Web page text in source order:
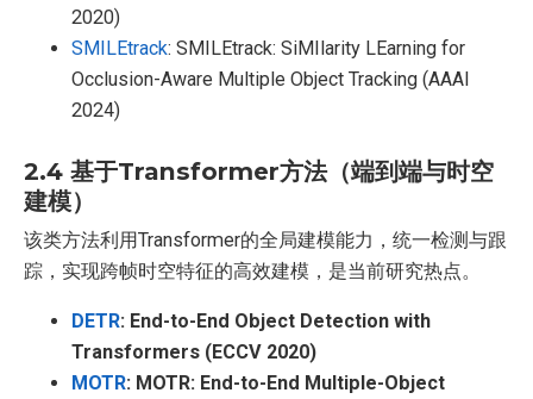
2020)
SMILEtrack: SMILEtrack: SiMIlarity LEarning for
Occlusion-Aware Multiple Object Tracking (AAAI
2024)
2.4 基于Transformer方法（端到端与时空
建模）
该类方法利用Transformer的全局建模能力，统一检测与跟
踪，实现跨帧时空特征的高效建模，是当前研究热点。
DETR: End-to-End Object Detection with
Transformers (ECCV 2020)
MOTR: MOTR: End-to-End Multiple-Object